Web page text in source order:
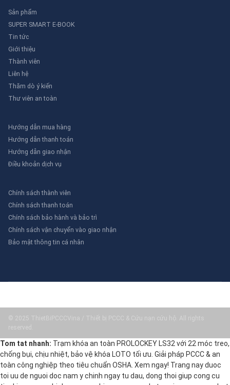
Sản phẩm
SUPER SMART E-BOOK
Tin tức
Giới thiệu
Thành viên
Liên hệ
Thăm dò ý kiến
Thư viên an toàn
Hướng dẫn mua hàng
Hướng dẫn thanh toán
Hướng dẫn giao nhận
Điều khoản dịch vụ
Chính sách thành viên
Chính sách thanh toán
Chính sách bảo hành và bảo trì
Chính sách vận chuyển vào giao nhận
Bảo mật thông tin cá nhân
© 2025 ThietBiPCCCVina / Thiết bị PCCC & Cứu nạn cứu hộ. All rights
reserved.
Tom tat nhanh: Trạm khóa an toàn PROLOCKEY LS32 với 22 móc treo,
chống bụi, chịu nhiệt, bảo vệ khóa LOTO tối ưu. Giải pháp PCCC & an
toàn công nghiệp theo tiêu chuẩn OSHA. Xem ngay! Trang nay duoc
toi uu de nguoi doc nam y chinh ngay tu dau, dong thoi giup cong cu